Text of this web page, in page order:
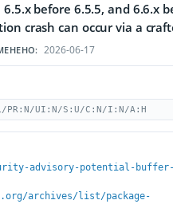
before 6.5.5, and 6.6.x
crash can occur via a
2026-06-17
PR:N/UI:N/S:U/C:N/I:N/A:H
advisory-potential-buffer-
archives/list/package-